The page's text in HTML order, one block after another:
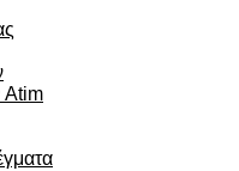
Atim